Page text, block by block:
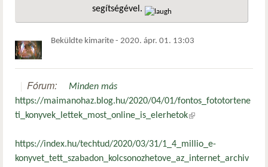
segítségével.
Beküldte kimarite - 2020. ápr. 01. 13:03
Fórum:
Minden más
https://maimanohaz.blog.hu/2020/04/01/fontos_fototortene
ti_konyvek_lettek_most_online_is_elerhetok(külső hivatkozás)
https://index.hu/techtud/2020/03/31/1_4_millio_e-
konyvet_tett_szabadon_kolcsonozhetove_az_internet_archiv